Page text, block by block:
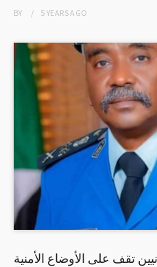
BY 5 YEARSAGO
تقف على الأوضاع الأمنية